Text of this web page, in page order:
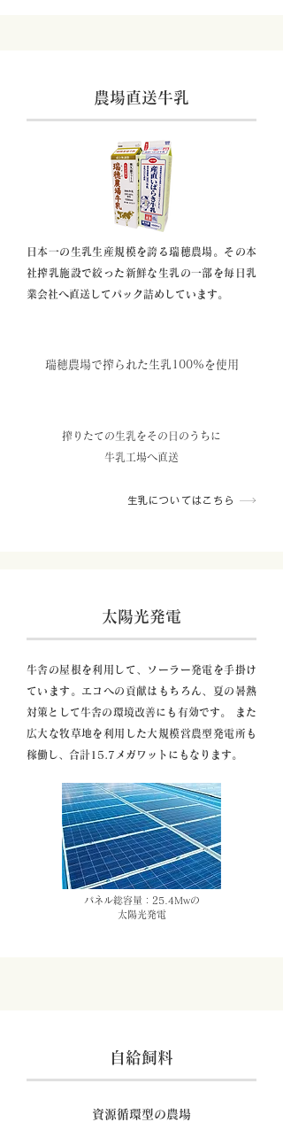
農場直送牛乳
日本一の生乳生産規模を誇る瑞穂農場。その本
社搾乳施設で絞った新鮮な生乳の一部を毎日乳
業会社へ直送してパック詰めしています。
瑞穂農場で搾られた生乳100%を使用
搾りたての生乳をその日のうちに
牛乳工場へ直送
生乳についてはこちら
太陽光発電
牛舎の屋根を利用して、ソーラー発電を手掛け
ています。エコへの貢献はもちろん、夏の暑熱
対策として牛舎の環境改善にも有効です。 また
広大な牧草地を利用した大規模営農型発電所も
稼働し、合計15.7メガワットにもなります。
パネル総容量：25.4Mwの
太陽光発電
自給飼料
資源循環型の農場